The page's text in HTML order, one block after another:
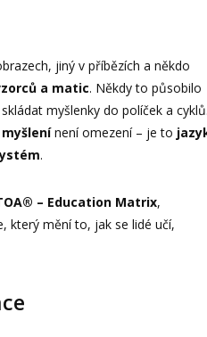
jiný v příbězích a někdo
a matic. Někdy to působilo
myšlenky do políček a cyklů.
není omezení – je to
.
– Education Matrix,
který mění to, jak se lidé učí,